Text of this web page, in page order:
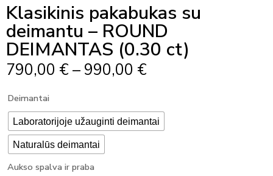
Klasikinis pakabukas su
deimantu – ROUND
DEIMANTAS (0.30 ct)
790,00 € – 990,00 €
Through
990,00 €
Deimantai
Laboratorijoje užauginti deimantai
Naturalūs deimantai
Aukso spalva ir praba
produkto
Klasikinis
pakabukas
su
deimantu
-